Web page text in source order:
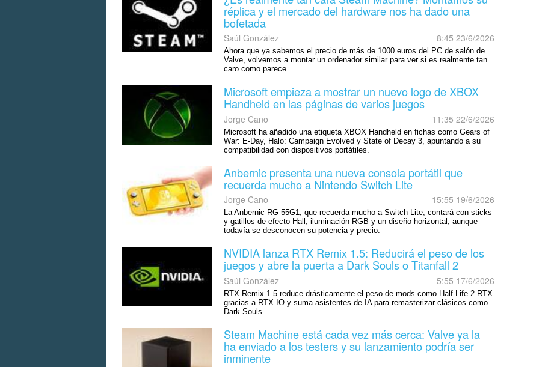
réplica y el mercado del hardware nos ha dado una
bofetada
Saúl González 8:45 23/6/2026
Ahora que ya sabemos el precio de más de 1000 euros del PC de salón de
Valve, volvemos a montar un ordenador similar para ver si es realmente tan
caro como parece.
Microsoft empieza a mostrar un nuevo logo de XBOX
Handheld en las páginas de varios juegos
Jorge Cano 11:35 22/6/2026
Microsoft ha añadido una etiqueta XBOX Handheld en fichas como Gears of
War: E-Day, Halo: Campaign Evolved y State of Decay 3, apuntando a su
compatibilidad con dispositivos portátiles.
Anbernic presenta una nueva consola portátil que
recuerda mucho a Nintendo Switch Lite
Jorge Cano 15:55 19/6/2026
La Anbernic RG 55G1, que recuerda mucho a Switch Lite, contará con sticks
y gatillos de efecto Hall, iluminación RGB y un diseño horizontal, aunque
todavía se desconocen su potencia y precio.
NVIDIA lanza RTX Remix 1.5: Reducirá el peso de los
juegos y abre la puerta a Dark Souls o Titanfall 2
Saúl González 5:55 17/6/2026
RTX Remix 1.5 reduce drásticamente el peso de mods como Half-Life 2 RTX
gracias a RTX IO y suma asistentes de IA para remasterizar clásicos como
Dark Souls.
Steam Machine está cada vez más cerca: Valve ya la
ha enviado a los testers y su lanzamiento podría ser
inminente